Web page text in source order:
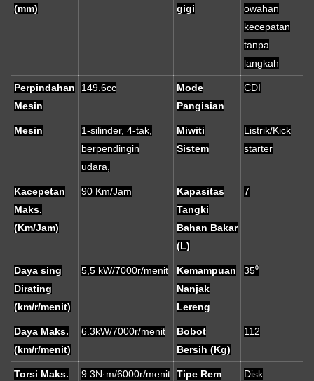
(mm)
gigi
owahan
kecepatan
tanpa
langkah
Perpindahan
Mesin
149.6cc
Mode
Pangisian
CDI
Mesin
1-silinder, 4-tak,
berpendingin
udara,
Miwiti
Sistem
Listrik/Kick
starter
Kacepetan
Maks.
(Km/Jam)
90 Km/Jam
Kapasitas
Tangki
Bahan Bakar
(L)
7
Daya sing
Dirating
(km/r/menit)
5,5 kW/7000r/menit
Kemampuan
Nanjak
Lereng
35⁰
Daya Maks.
(km/r/menit)
6.3kW/7000r/menit
Bobot
Bersih (Kg)
112
Torsi Maks.
9.3N·m/6000r/menit Tipe Rem
Disk